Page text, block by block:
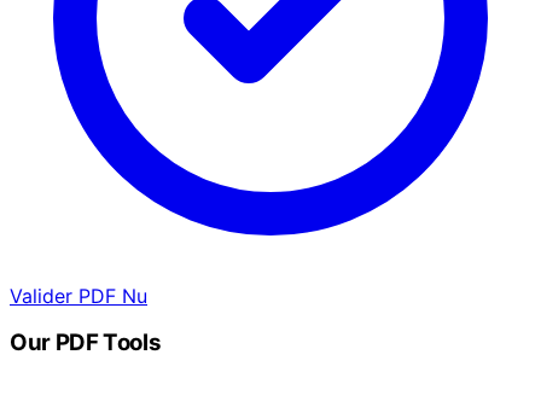
Valider PDF Nu
Our PDF Tools